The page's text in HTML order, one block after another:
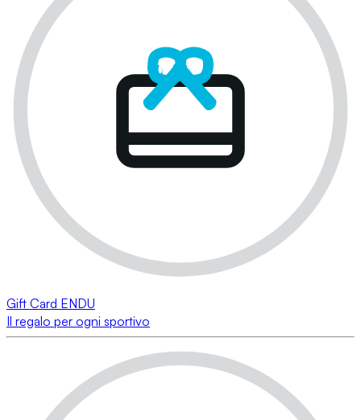
Gift Card ENDU
Il regalo per ogni sportivo